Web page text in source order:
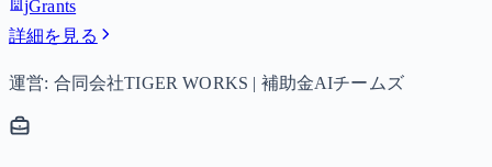
jGrants
詳細を見る
運営: 合同会社TIGER WORKS | 補助金AIチームズ